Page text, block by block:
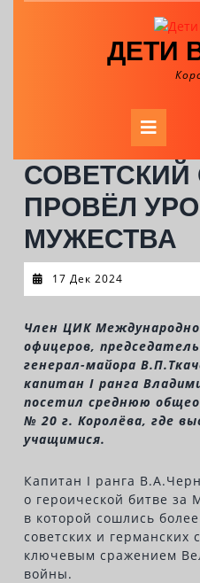
ДЕТИ
ПРОВЁЛ
МУЖЕСТВА
17 Дек 2024
Дек
Член ЦИК
офицеров,
генерал-майора
капитан I ранга
посетил среднюю
№ 20 г. Королёва, где
учащимися.
Капитан I ранга
о героической битве за
в которой сошлись
советских и германских
ключевым сражением
войны.